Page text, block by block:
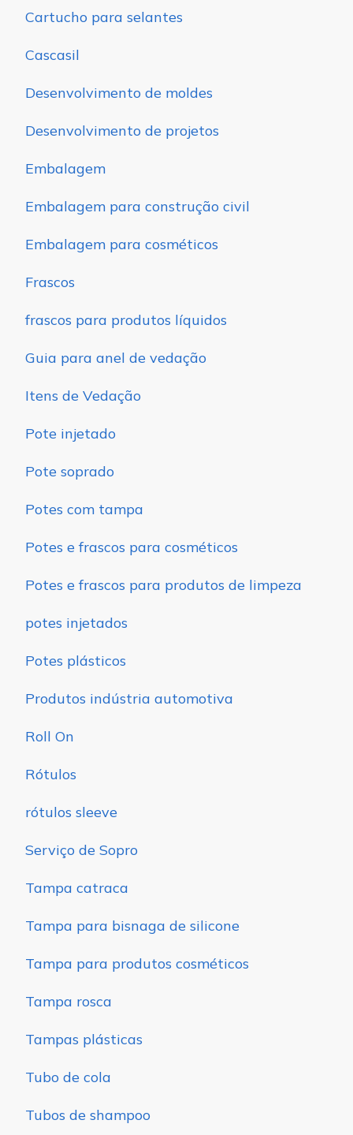
Cartucho para selantes
Cascasil
Desenvolvimento de moldes
Desenvolvimento de projetos
Embalagem
Embalagem para construção civil
Embalagem para cosméticos
Frascos
frascos para produtos líquidos
Guia para anel de vedação
Itens de Vedação
Pote injetado
Pote soprado
Potes com tampa
Potes e frascos para cosméticos
Potes e frascos para produtos de limpeza
potes injetados
Potes plásticos
Produtos indústria automotiva
Roll On
Rótulos
rótulos sleeve
Serviço de Sopro
Tampa catraca
Tampa para bisnaga de silicone
Tampa para produtos cosméticos
Tampa rosca
Tampas plásticas
Tubo de cola
Tubos de shampoo